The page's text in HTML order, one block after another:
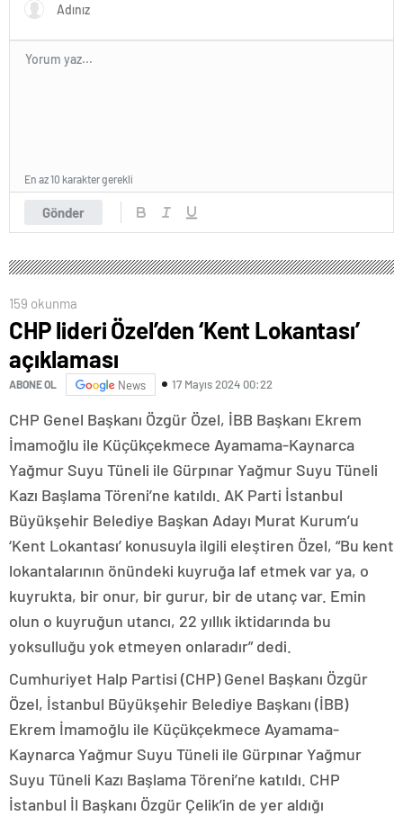
Gönder
En az 10 karakter gerekli
159 okunma
CHP lideri Özel’den ‘Kent Lokantası’
açıklaması
ABONE OL News 17 Mayıs 2024 00:22
CHP Genel Başkanı Özgür Özel, İBB Başkanı Ekrem
İmamoğlu ile Küçükçekmece Ayamama-Kaynarca
Yağmur Suyu Tüneli ile Gürpınar Yağmur Suyu Tüneli
Kazı Başlama Töreni’ne katıldı. AK Parti İstanbul
Büyükşehir Belediye Başkan Adayı Murat Kurum’u
‘Kent Lokantası’ konusuyla ilgili eleştiren Özel, “Bu kent
lokantalarının önündeki kuyruğa laf etmek var ya, o
kuyrukta, bir onur, bir gurur, bir de utanç var. Emin
olun o kuyruğun utancı, 22 yıllık iktidarında bu
yoksulluğu yok etmeyen onlaradır” dedi.
Cumhuriyet Halp Partisi (CHP) Genel Başkanı Özgür
Özel, İstanbul Büyükşehir Belediye Başkanı (İBB)
Ekrem İmamoğlu ile Küçükçekmece Ayamama-
Kaynarca Yağmur Suyu Tüneli ile Gürpınar Yağmur
Suyu Tüneli Kazı Başlama Töreni’ne katıldı. CHP
İstanbul İl Başkanı Özgür Çelik’in de yer aldığı